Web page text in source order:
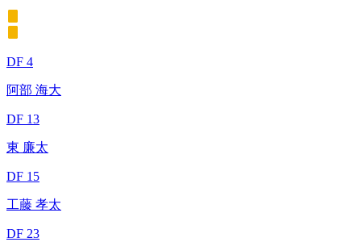
DF 4
阿部 海大
DF 13
東 廉太
DF 15
工藤 孝太
DF 23